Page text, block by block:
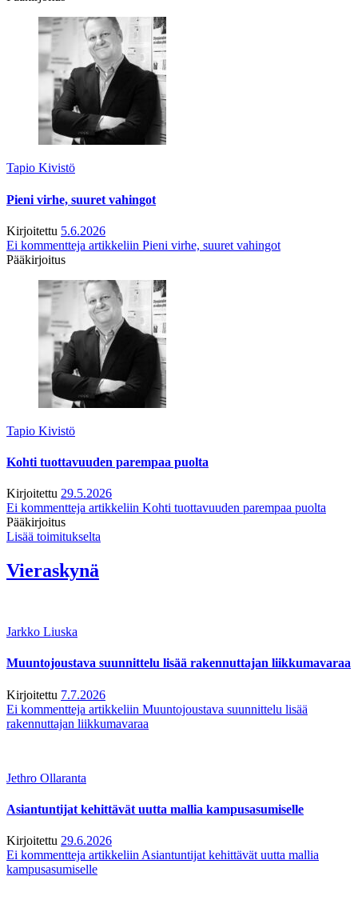
Tapio Kivistö
Pieni virhe, suuret vahingot
Kirjoitettu 5.6.2026
Ei kommentteja artikkeliin Pieni virhe, suuret vahingot
Pääkirjoitus
Tapio Kivistö
Kohti tuottavuuden parempaa puolta
Kirjoitettu 29.5.2026
Ei kommentteja artikkeliin Kohti tuottavuuden parempaa puolta
Pääkirjoitus
Lisää toimitukselta
Vieraskynä
Jarkko Liuska
Muuntojoustava suunnittelu lisää rakennuttajan liikkumavaraa
Kirjoitettu 7.7.2026
Ei kommentteja artikkeliin Muuntojoustava suunnittelu lisää
rakennuttajan liikkumavaraa
Jethro Ollaranta
Asiantuntijat kehittävät uutta mallia kampusasumiselle
Kirjoitettu 29.6.2026
Ei kommentteja artikkeliin Asiantuntijat kehittävät uutta mallia
kampusasumiselle